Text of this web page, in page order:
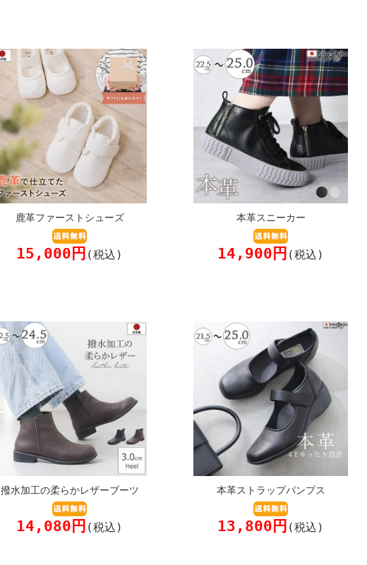
鹿革ファーストシューズ
15,000円 (税込)
本革スニーカー
14,900円 (税込)
撥水加工の柔らかレザーブーツ
14,080円 (税込)
本革ストラップパンプス
13,800円 (税込)